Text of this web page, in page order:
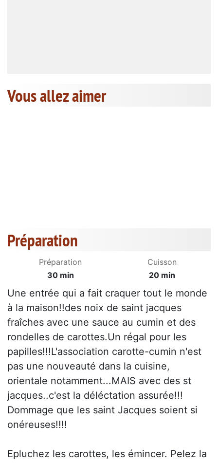
Vous allez aimer
Préparation
Préparation
30 min
Cuisson
20 min
Une entrée qui a fait craquer tout le monde
à la maison!!des noix de saint jacques
fraîches avec une sauce au cumin et des
rondelles de carottes.Un régal pour les
papilles!!!L'association carotte-cumin n'est
pas une nouveauté dans la cuisine,
orientale notamment...MAIS avec des st
jacques..c'est la déléctation assurée!!!
Dommage que les saint Jacques soient si
onéreuses!!!!
Epluchez les carottes, les émincer. Pelez la